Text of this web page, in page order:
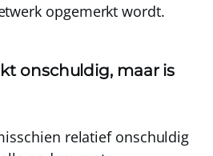
opgemerkt wordt.
onschuldig, maar is
relatief onschuldig